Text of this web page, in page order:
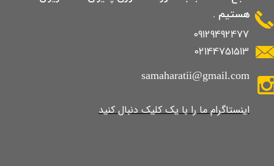
09129492477
02144751513
هستیم .
samaharatii@gmail.com
​​​​​​​​​اینستاگرام ما را با یک کلیک دنبال کنید